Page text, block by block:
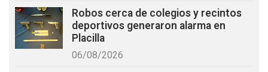
Robos cerca de colegios y recintos
deportivos generaron alarma en
Placilla
06/08/2026